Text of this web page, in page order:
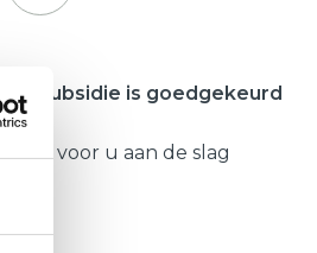
uw subsidie is goedgekeurd
voor u aan de slag